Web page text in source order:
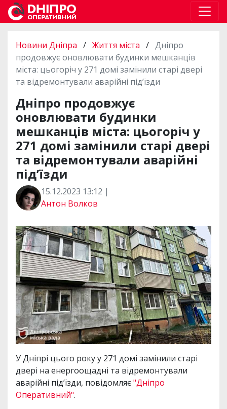
Новини Дніпра / Життя міста / Дніпро
продовжує оновлювати будинки мешканців
міста: цьогоріч у 271 домі замінили старі двері
та відремонтували аварійні під’їзди
Дніпро продовжує
оновлювати будинки
мешканців міста: цьогоріч у
271 домі замінили старі двері
та відремонтували аварійні
під’їзди
15.12.2023 13:12 |
Антон Волков
У Дніпрі цього року у 271 домі замінили старі
двері на енергоощадні та відремонтували
аварійні під’їзди, повідомляє"Дніпро
Оперативний".